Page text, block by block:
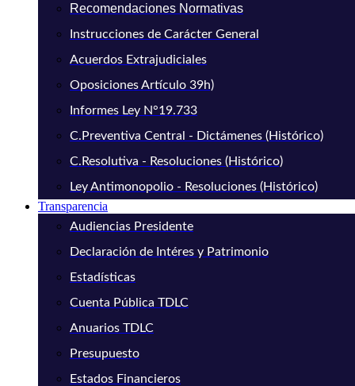
Recomendaciones Normativas
Instrucciones de Carácter General
Acuerdos Extrajudiciales
Oposiciones Artículo 39h)
Informes Ley N°19.733
C.Preventiva Central - Dictámenes (Histórico)
C.Resolutiva - Resoluciones (Histórico)
Ley Antimonopolio - Resoluciones (Histórico)
Transparencia
Audiencias Presidente
Declaración de Intéres y Patrimonio
Estadísticas
Cuenta Pública TDLC
Anuarios TDLC
Presupuesto
Estados Financieros